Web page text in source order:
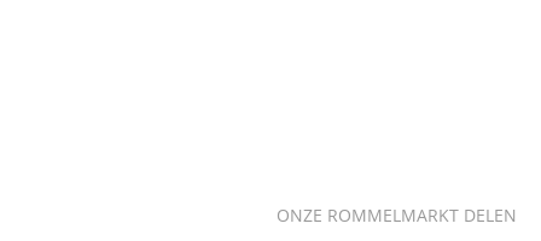
ONZE ROMMELMARKT DELEN